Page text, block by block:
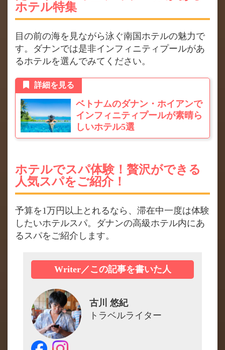
ホテル特集
目の前の海を見ながら泳ぐ南国ホテルの魅力で
す。ダナンでは是非インフィニティプールがあ
るホテルを選んでみてください。
ベトナムのダナン・ホイアンで
インフィニティプールが素晴ら
しいホテル5選
詳細を見る
ホテルでスパ体験！贅沢ができる
人気スパをご紹介！
予算を1万円以上とれるなら、滞在中一度は体験
したいホテルスパ。ダナンの高級ホテル内にあ
るスパをご紹介します。
Writer／この記事を書いた人
古川 悠紀
トラベルライター